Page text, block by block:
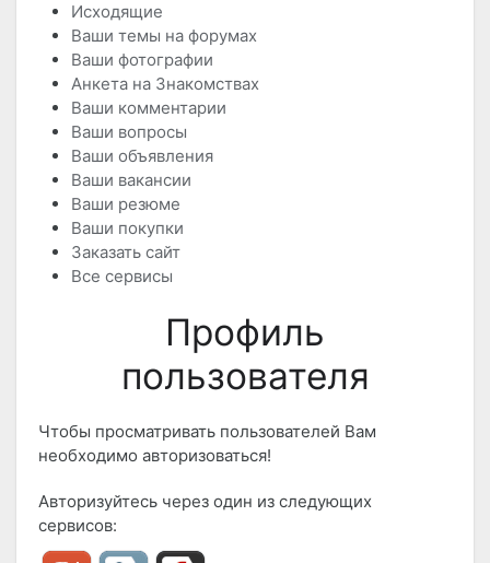
Исходящие
Ваши темы на форумах
Ваши фотографии
Анкета на Знакомствах
Ваши комментарии
Ваши вопросы
Ваши объявления
Ваши вакансии
Ваши резюме
Ваши покупки
Заказать сайт
Все сервисы
Профиль
пользователя
Чтобы просматривать пользователей Вам
необходимо авторизоваться!
Авторизуйтесь через один из следующих
сервисов: